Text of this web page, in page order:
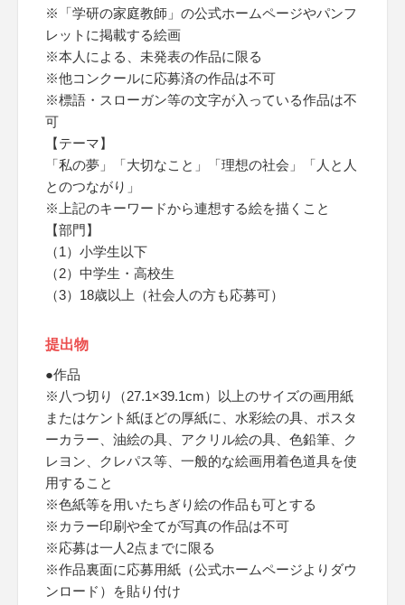
※「学研の家庭教師」の公式ホームページやパンフ
レットに掲載する絵画
※本人による、未発表の作品に限る
※他コンクールに応募済の作品は不可
※標語・スローガン等の文字が入っている作品は不
可
【テーマ】
「私の夢」「大切なこと」「理想の社会」「人と人
とのつながり」
※上記のキーワードから連想する絵を描くこと
【部門】
（1）小学生以下
（2）中学生・高校生
（3）18歳以上（社会人の方も応募可）
提出物
●作品
※八つ切り（27.1×39.1cm）以上のサイズの画用紙
またはケント紙ほどの厚紙に、水彩絵の具、ポスタ
ーカラー、油絵の具、アクリル絵の具、色鉛筆、ク
レヨン、クレパス等、一般的な絵画用着色道具を使
用すること
※色紙等を用いたちぎり絵の作品も可とする
※カラー印刷や全てが写真の作品は不可
※応募は一人2点までに限る
※作品裏面に応募用紙（公式ホームページよりダウ
ンロード）を貼り付け